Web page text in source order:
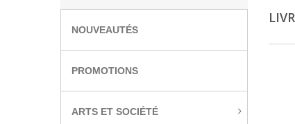
NOUVEAUTÉS
PROMOTIONS
ARTS ET SOCIÉTÉ